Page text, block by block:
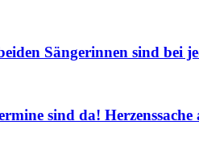
Sängerinnen sind bei
sind da! Herzenssache